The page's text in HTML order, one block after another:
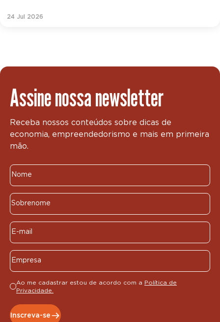
24 Jul 2026
Assine nossa newsletter
Receba nossos conteúdos sobre dicas de
economia, empreendedorismo e mais em primeira
mão.
Ao me cadastrar estou de acordo com a Política de
Privacidade.
Inscreva-se